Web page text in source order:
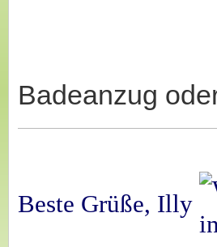
Badeanzug
Beste Grüße, Illy